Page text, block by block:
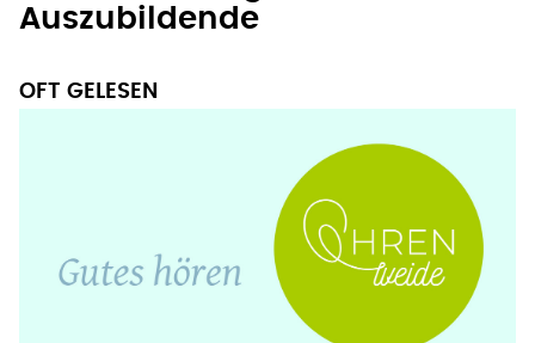
Auszubildende
OFT GELESEN